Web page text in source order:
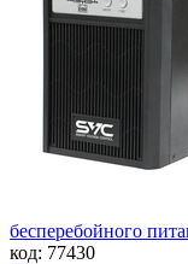
бесперебойного
код: 77430